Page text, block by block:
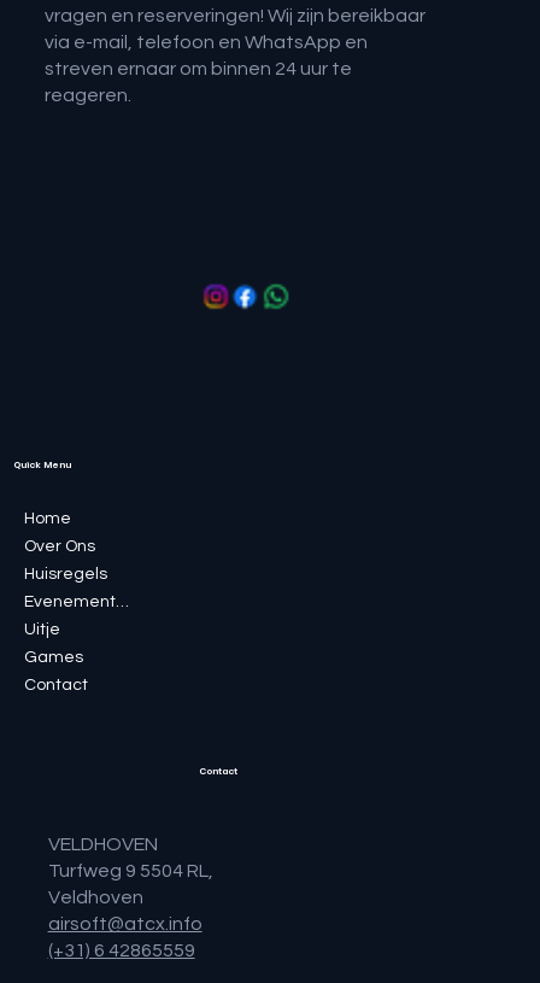
vragen en reserveringen! Wij zijn bereikbaar
via e-mail, telefoon en WhatsApp en
streven ernaar om binnen 24 uur te
reageren.
Quick Menu
Home
Over Ons
Huisregels
Uitje
Games
Contact
Contact
VELDHOVEN
Turfweg 9 5504 RL,
Veldhoven
airsoft@atcx.info
(+31) 6 42865559